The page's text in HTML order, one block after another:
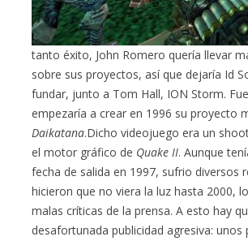
tanto éxito, John Romero quería llevar
sobre sus proyectos, así que dejaría Id
fundar, junto a Tom Hall, ION Storm.
empezaría a crear en 1996 su proyecto
Daikatana.Dicho videojuego era un
el motor gráfico de Quake II. Aunque
fecha de salida en 1997, sufrio diversos
hicieron que no viera la luz hasta 2000,
malas críticas de la prensa. A esto hay
desafortunada publicidad agresiva: unos